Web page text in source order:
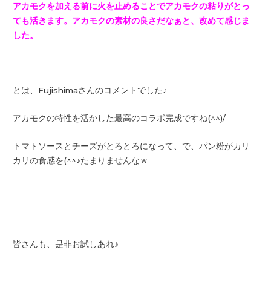
アカモクを加える前に火を止めることでアカモクの粘りがとっ
ても活きます。アカモクの素材の良さだなぁと、改めて感じま
した。
とは、Fujishimaさんのコメントでした♪
アカモクの特性を活かした最高のコラボ完成ですね(^^)/
トマトソースとチーズがとろとろになって、で、パン粉がカリ
カリの食感を(^^♪たまりませんなｗ
皆さんも、是非お試しあれ♪